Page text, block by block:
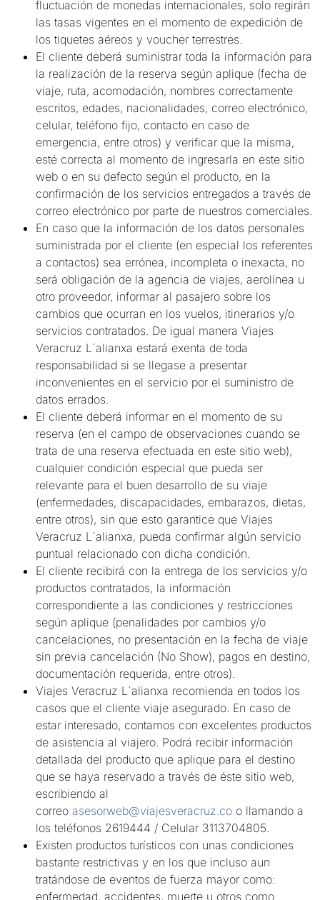
fluctuación de monedas internacionales, solo regirán
las tasas vigentes en el momento de expedición de
los tiquetes aéreos y voucher terrestres.
El cliente deberá suministrar toda la información para
la realización de la reserva según aplique (fecha de
viaje, ruta, acomodación, nombres correctamente
escritos, edades, nacionalidades, correo electrónico,
celular, teléfono fijo, contacto en caso de
emergencia, entre otros) y verificar que la misma,
esté correcta al momento de ingresarla en este sitio
web o en su defecto según el producto, en la
confirmación de los servicios entregados a través de
correo electrónico por parte de nuestros comerciales.
En caso que la información de los datos personales
suministrada por el cliente (en especial los referentes
a contactos) sea errónea, incompleta o inexacta, no
será obligación de la agencia de viajes, aerolínea u
otro proveedor, informar al pasajero sobre los
cambios que ocurran en los vuelos, itinerarios y/o
servicios contratados. De igual manera Viajes
Veracruz L´alianxa estará exenta de toda
responsabilidad si se llegase a presentar
inconvenientes en el servicio por el suministro de
datos errados.
El cliente deberá informar en el momento de su
reserva (en el campo de observaciones cuando se
trata de una reserva efectuada en este sitio web),
cualquier condición especial que pueda ser
relevante para el buen desarrollo de su viaje
(enfermedades, discapacidades, embarazos, dietas,
entre otros), sin que esto garantice que Viajes
Veracruz L´alianxa, pueda confirmar algún servicio
puntual relacionado con dicha condición.
El cliente recibirá con la entrega de los servicios y/o
productos contratados, la información
correspondiente a las condiciones y restricciones
según aplique (penalidades por cambios y/o
cancelaciones, no presentación en la fecha de viaje
sin previa cancelación (No Show), pagos en destino,
documentación requerida, entre otros).
Viajes Veracruz L´alianxa recomienda en todos los
casos que el cliente viaje asegurado. En caso de
estar interesado, contamos con excelentes productos
de asistencia al viajero. Podrá recibir información
detallada del producto que aplique para el destino
que se haya reservado a través de éste sitio web,
escribiendo al
correo asesorweb@viajesveracruz.co o llamando a
los teléfonos 2619444 / Celular 3113704805.
Existen productos turísticos con unas condiciones
bastante restrictivas y en los que incluso aun
tratándose de eventos de fuerza mayor como:
enfermedad, accidentes, muerte u otros como